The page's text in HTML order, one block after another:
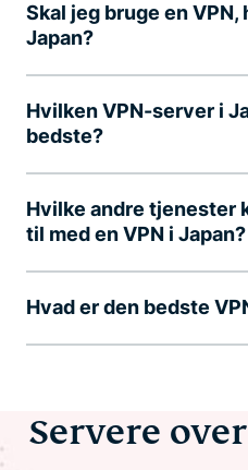
Skal jeg bruge en VPN,
Japan?
Hvilken VPN-server i
bedste?
Hvilke andre tjenester
til med en VPN i Japan?
Hvad er den bedste
Servere